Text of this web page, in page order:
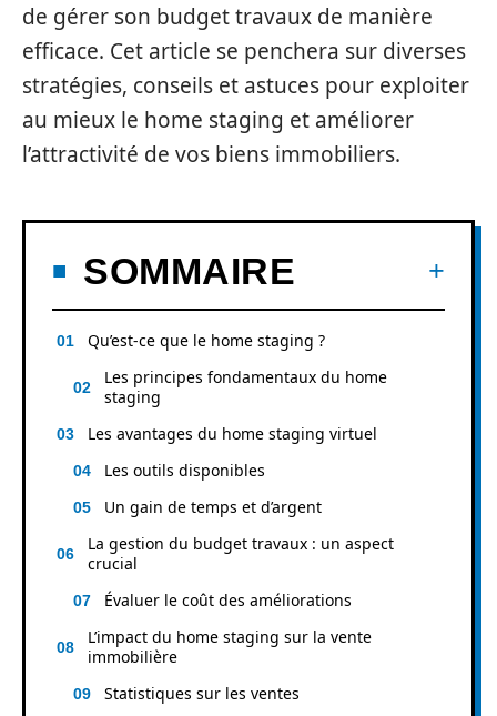
de gérer son budget travaux de manière
efficace. Cet article se penchera sur diverses
stratégies, conseils et astuces pour exploiter
au mieux le home staging et améliorer
l’attractivité de vos biens immobiliers.
SOMMAIRE
Qu’est-ce que le home staging ?
Les principes fondamentaux du home
staging
Les avantages du home staging virtuel
Les outils disponibles
Un gain de temps et d’argent
La gestion du budget travaux : un aspect
crucial
Évaluer le coût des améliorations
L’impact du home staging sur la vente
immobilière
Statistiques sur les ventes